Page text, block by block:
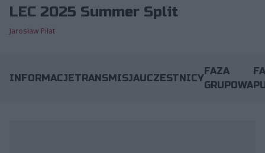
LEC 2025 Summer Split
Jarosław Piłat
INFORMACJETRANSMISJAUCZESTNICY
FAZA
GRUPOWA